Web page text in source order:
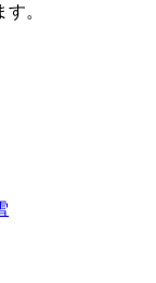
。